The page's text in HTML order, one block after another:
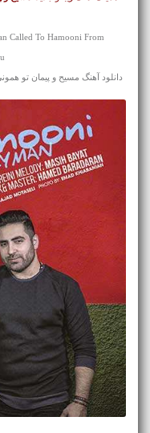
Called To Hamooni From
دانلود آهنگ مسیح و پیمان تو همونی با کیفیت های 128 و